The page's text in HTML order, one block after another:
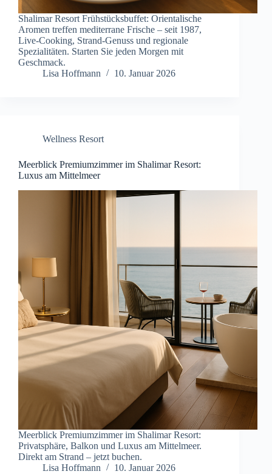
Shalimar Resort Frühstücksbuffet: Orientalische
Aromen treffen mediterrane Frische – seit 1987,
Live-Cooking, Strand-Genuss und regionale
Spezialitäten. Starten Sie jeden Morgen mit
Geschmack.
Lisa Hoffmann
10. Januar 2026
Wellness Resort
Meerblick Premiumzimmer im Shalimar Resort:
Luxus am Mittelmeer
Meerblick Premiumzimmer im Shalimar Resort:
Privatsphäre, Balkon und Luxus am Mittelmeer.
Direkt am Strand – jetzt buchen.
Lisa Hoffmann
10. Januar 2026